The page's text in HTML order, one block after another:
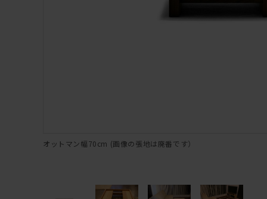
オットマン幅70cm (画像の張地は廃番です）